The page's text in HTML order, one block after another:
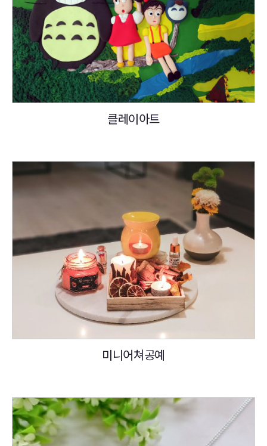
클레이아트
미니어쳐공예